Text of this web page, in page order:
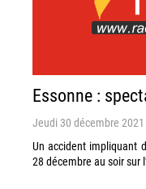
Essonne :
Jeudi 30 décembre
Un accident impliquant
28 décembre au soir sur